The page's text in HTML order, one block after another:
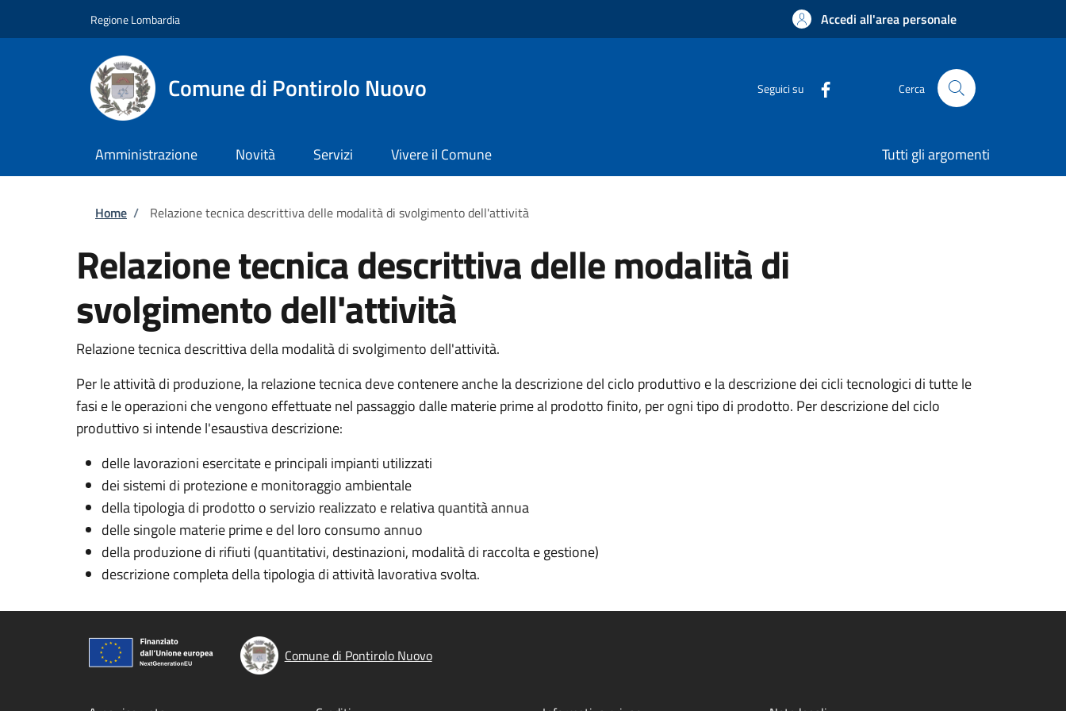
Regione Lombardia Accedi all'area personale
Comune di Pontirolo Nuovo Seguici su Cerca
Amministrazione Novità Servizi Vivere il Comune Tutti gli argomenti
Briciole di pane
Home / Relazione tecnica descrittiva delle modalità di svolgimento dell'attività
Relazione tecnica descrittiva delle modalità di
svolgimento dell'attività
Relazione tecnica descrittiva della modalità di svolgimento dell'attività.
Per le attività di produzione, la relazione tecnica deve contenere anche la descrizione del ciclo produttivo e la descrizione dei cicli tecnologici di tutte le
fasi e le operazioni che vengono effettuate nel passaggio dalle materie prime al prodotto finito, per ogni tipo di prodotto. Per descrizione del ciclo
produttivo si intende l'esaustiva descrizione:
delle lavorazioni esercitate e principali impianti utilizzati
dei sistemi di protezione e monitoraggio ambientale
della tipologia di prodotto o servizio realizzato e relativa quantità annua
delle singole materie prime e del loro consumo annuo
della produzione di rifiuti (quantitativi, destinazioni, modalità di raccolta e gestione)
descrizione completa della tipologia di attività lavorativa svolta.
Comune di Pontirolo Nuovo